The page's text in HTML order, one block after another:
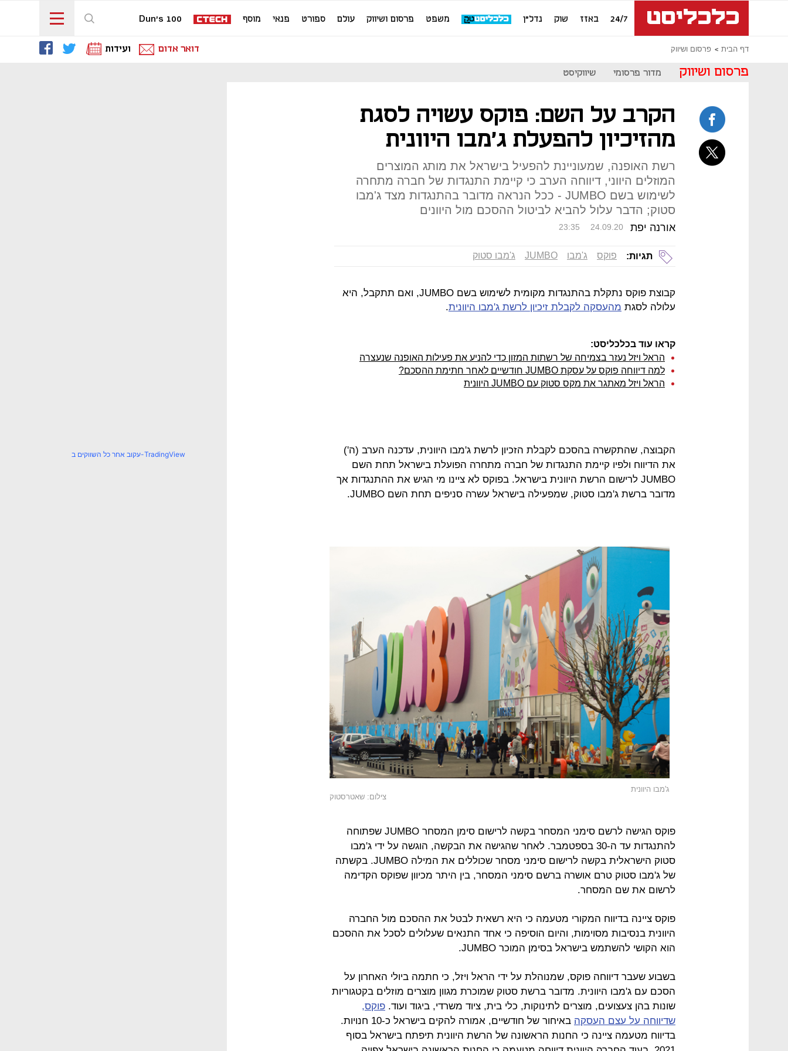
24/7 באזז שוק נדל"ן משפט פרסום ושיווק עולם ספורט פנאי מוסף Dun's 100
דף הבית פרסום ושיווק דואר אדום ועידות
פרסום ושיווק מדור פרסומי שיווקיסט
הקרב על השם: פוקס עשויה לסגת
מהזיכיון להפעלת ג'מבו היוונית
רשת האופנה, שמעוניינת להפעיל בישראל את מותג המוצרים
המוזלים היווני, דיווחה הערב כי קיימת התנגדות של חברה מתחרה
לשימוש בשם JUMBO - ככל הנראה מדובר בהתנגדות מצד ג'מבו
סטוק; הדבר עלול להביא לביטול ההסכם מול היוונים
אורנה יפת 23:35 24.09.20
תגיות: פוקס ג'מבו JUMBO ג'מבו סטוק
קבוצת פוקס נתקלת בהתנגדות מקומית לשימוש בשם JUMBO, ואם תתקבל, היא
עלולה לסגת מהעסקה לקבלת זיכיון לרשת ג'מבו היוונית.
קראו עוד בכלכליסט:
הראל ויזל נעזר בצמיחה של רשתות המזון כדי להניע את פעילות האופנה שנעצרה
למה דיווחה פוקס על עסקת JUMBO חודשיים לאחר חתימת ההסכם?
הראל ויזל מאתגר את מקס סטוק עם JUMBO היוונית
הקבוצה, שהתקשרה בהסכם לקבלת הזכיון לרשת ג'מבו היוונית, עדכנה הערב (ה')
את הדיווח ולפיו קיימת התנגדות של חברה מתחרה הפועלת בישראל תחת השם
JUMBO לרישום הרשת היוונית בישראל. בפוקס לא ציינו מי הגיש את ההתנגדות אך
מדובר ברשת ג'מבו סטוק, שמפעילה בישראל עשרה סניפים תחת השם JUMBO.
ג'מבו היוונית
צילום: שאטרסטוק
פוקס הגישה לרשם סימני המסחר בקשה לרישום סימן המסחר JUMBO שפתוחה
להתנגדות עד ה-30 בספטמבר. לאחר שהגישה את הבקשה, הוגשה על ידי ג'מבו
סטוק הישראלית בקשה לרישום סימני מסחר שכוללים את המילה JUMBO. בקשתה
של ג'מבו סטוק טרם אושרה ברשם סימני המסחר, בין היתר מכיוון שפוקס הקדימה
לרשום את שם המסחר.
פוקס ציינה בדיווח המקורי מטעמה כי היא רשאית לבטל את ההסכם מול החברה
היוונית בנסיבות מסוימות, והיום הוסיפה כי אחד התנאים שעלולים לסכל את ההסכם
הוא הקושי להשתמש בישראל בסימן המוכר JUMBO.
בשבוע שעבר דיווחה פוקס, שמנוהלת על ידי הראל ויזל, כי חתמה ביולי האחרון על
הסכם עם ג'מבו היוונית. מדובר ברשת סטוק שמוכרת מגוון מוצרים מוזלים בקטגוריות
שונות בהן צעצועים, מוצרים לתינוקות, כלי בית, ציוד משרדי, ביגוד ועוד. פוקס,
שדיווחה על עצם העסקה
באיחור של חודשיים, אמורה להקים בישראל כ-10 חנויות.
בדיווח מטעמה ציינה כי החנות הראשונה של הרשת היוונית תיפתח בישראל בסוף
עקוב אחר כל השווקים ב-TradingView